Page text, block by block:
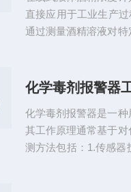
直接应用于工业生产
通过测量酒精溶液对
精接触并感知相关物
送器：将传感器采集到
化学毒剂报警器
化学毒剂报警器是一种
其工作原理通常基于
测方法包括：1.传感器